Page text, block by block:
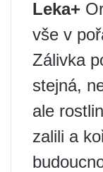
Leka+
vše v
Zálivka
stejná,
ale
zalili a